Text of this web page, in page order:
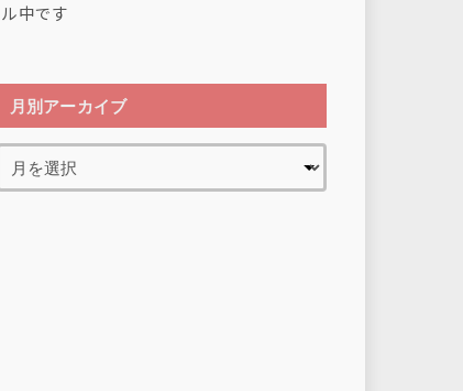
ル中です
月別アーカイブ